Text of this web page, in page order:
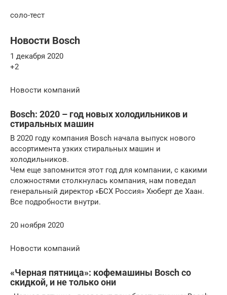
соло-тест
Новости Bosch
1 декабря 2020
+2
Новости компаний
Bosch: 2020 – год новых холодильников и
стиральных машин
В 2020 году компания Bosch начала выпуск нового
ассортимента узких стиральных машин и
холодильников.
Чем еще запомнится этот год для компании, с какими
сложностями столкнулась компания, нам поведал
генеральный директор «БСХ Россия» Хюберт де Хаан.
Все подробности внутри.
20 ноября 2020
Новости компаний
«Черная пятница»: кофемашины Bosch cо
скидкой, и не только они